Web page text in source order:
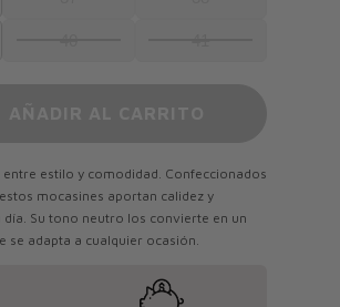
estilo y comodidad. Confeccionados
mocasines aportan calidez y
día. Su tono neutro los convierte en un
se adapta a cualquier ocasión.